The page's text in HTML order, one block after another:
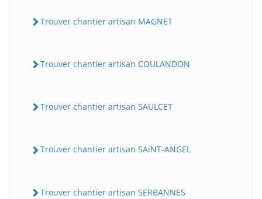
Trouver chantier artisan MAGNET
Trouver chantier artisan COULANDON
Trouver chantier artisan SAULCET
Trouver chantier artisan SAiNT-ANGEL
Trouver chantier artisan SERBANNES